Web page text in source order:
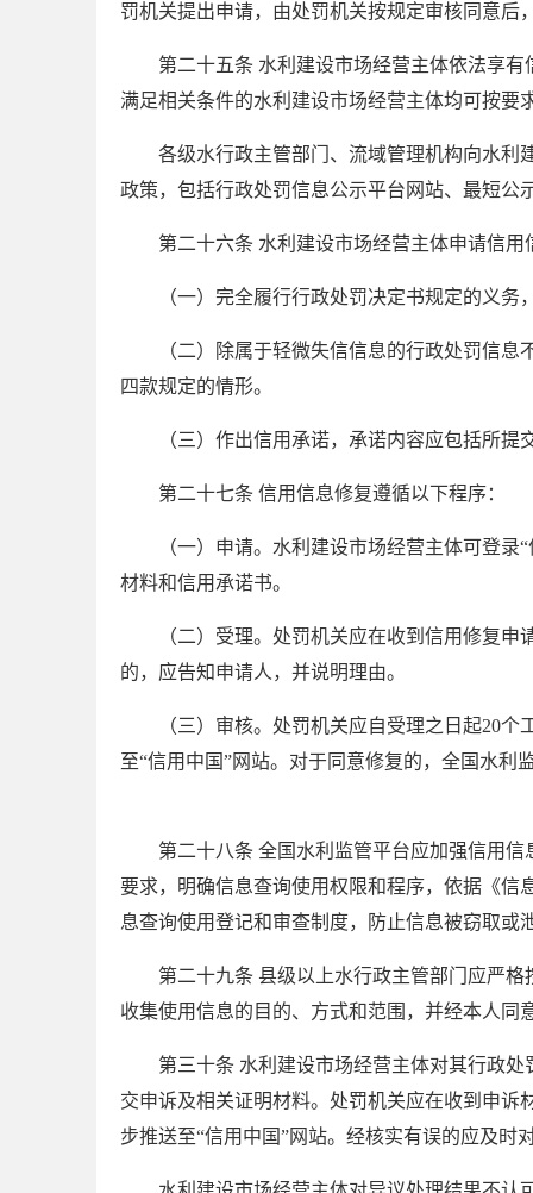
罚机关提出申请，由处罚机关按规定审核同意
第二十五条 水利建设市场经营主体依法享
满足相关条件的水利建设市场经营主体均可按要
各级水行政主管部门、流域管理机构向水利
政策，包括行政处罚信息公示平台网站、最短公
第二十六条 水利建设市场经营主体申请信
（一）完全履行行政处罚决定书规定的义务
（二）除属于轻微失信信息的行政处罚信
四款规定的情形。
（三）作出信用承诺，承诺内容应包括所
第二十七条 信用信息修复遵循以下程序：
（一）申请。水利建设市场经营主体可登
材料和信用承诺书。
（二）受理。处罚机关应在收到信用修复申
的，应告知申请人，并说明理由。
（三）审核。处罚机关应自受理之日起20个
至“信用中国”网站。对于同意修复的，全国水利
第二十八条 全国水利监管平台应加强信用
要求，明确信息查询使用权限和程序，依据《信
息查询使用登记和审查制度，防止信息被窃取或
第二十九条 县级以上水行政主管部门应严
收集使用信息的目的、方式和范围，并经本人同
第三十条 水利建设市场经营主体对其行政
交申诉及相关证明材料。处罚机关应在收到申诉
步推送至“信用中国”网站。经核实有误的应及